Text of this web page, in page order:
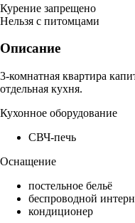
Курение запрещено
Нельзя с питомцами
Описание
3-комнатная квартира
отдельная кухня.
Кухонное оборудование
СВЧ-печь
Оснащение
постельное бельё
беспроводной
кондиционер